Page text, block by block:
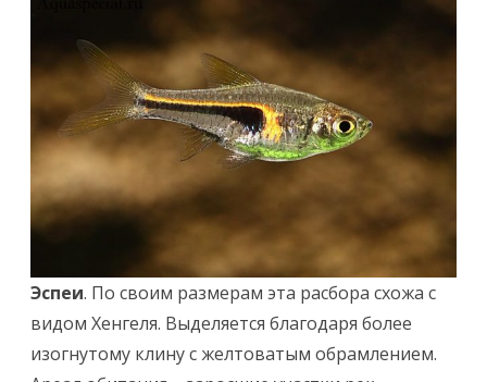
Эспеи. По своим размерам эта расбора схожа с
видом Хенгеля. Выделяется благодаря более
изогнутому клину с желтоватым обрамлением.